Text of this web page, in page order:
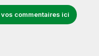
commentaires ici